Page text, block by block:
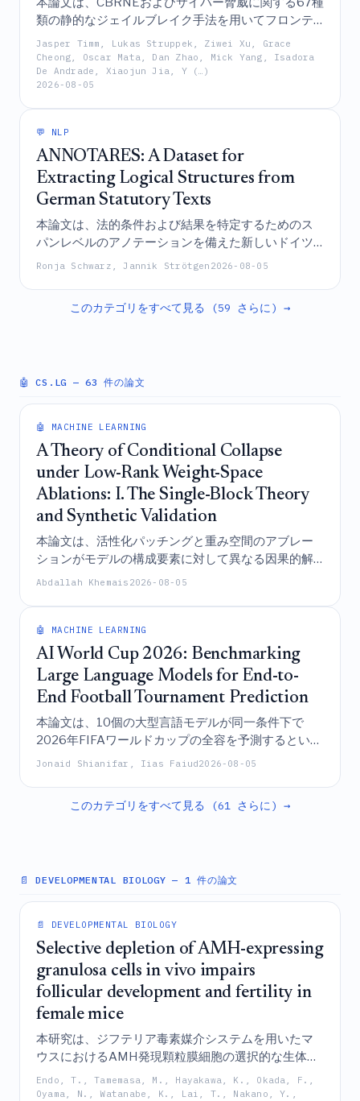
類の静的なジェイルブレイク手法を用いてフロンテ
ィアAIモデルを評価するベンチマークである
「FAR.AI Minimal Standard for Safeguards」を紹介
するものであり、Claude Fable 5やGPT-5.6 Solのよ
うな一部のモデルは堅牢性を維持している一方で、
Grok 4.5やGemini 3.1 Proのような他のモデルは、既
存の防御層（defense-in-depth）戦略によって対処
していることを明らかにしている。
Jasper Timm, Lukas Struppek, Ziwei Xu, Grace
Cheong, Oscar Mata, Dan Zhao, Mick Yang, Isadora
De Andrade, Xiaojun Jia, Y (…)
2026-08-05
💬 NLP
ANNOTARES: A Dataset for
Extracting Logical Structures from
German Statutory Texts
本論文は、法的条件および結果を特定するためのス
パンレベルのアノテーションを備えた新しいドイツ
語の法令テキストデータセットであるANNOTARES
とを実証している。
Ronja Schwarz, Jannik Strötgen 2026-08-05
このカテゴリをすべて見る (59 さらに) →
🤖 CS.LG — 63 件の論文
🤖 MACHINE LEARNING
A Theory of Conditional Collapse
under Low-Rank Weight-Space
Ablations: I. The Single-Block Theory
and Synthetic Validation
本論文は、活性化パッチングと重み空間のアブレー
ションがモデルの構成要素に対して異なる因果的解
釈をもたらすことを証明する理想化された理論的枠
スフォーマーモデルを通じてこれらの予測を検証す
るものである。
Abdallah Khemais 2026-08-05
🤖 MACHINE LEARNING
AI World Cup 2026: Benchmarking
Large Language Models for End-to-
End Football Tournament Prediction
本論文は、10個の大型言語モデルが同一条件下で
2026年FIFAワールドカップの全容を予測するという
標準化された評価である「AIワールドカップ」ベン
したこと、およびトーナメントレベルの予測の成功
Jonaid Shianifar, Iias Faiud2026-08-05
このカテゴリをすべて見る (61 さらに) →
📄 DEVELOPMENTAL BIOLOGY — 1 件の論文
📄 DEVELOPMENTAL BIOLOGY
Selective depletion of AMH-expressing
granulosa cells in vivo impairs
follicular development and fertility in
female mice
本研究は、ジフテリア毒素媒介システムを用いたマ
ウスにおけるAMH発現顆粒膜細胞の選択的な生体内
枯渇が、卵母細胞の成熟および排卵の減少を招き、
卵胞の発育と生殖能を著しく損なう一方で、治療の
Endo, T., Tamemasa, M., Hayakawa, K., Okada, F.,
Oyama, N., Watanabe, K., Lai, T., Nakano, Y.,